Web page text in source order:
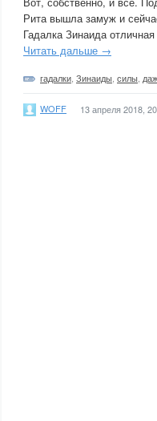
Рита вышла замуж и
Гадалка Зинаида
Читать дальше →
гадалки Зинаиды силы
WOFF 13 апреля 2018,